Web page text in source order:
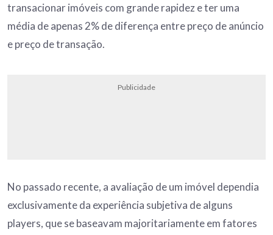
transacionar imóveis com grande rapidez e ter uma
média de apenas 2% de diferença entre preço de anúncio
e preço de transação.
Publicidade
No passado recente, a avaliação de um imóvel dependia
exclusivamente da experiência subjetiva de alguns
players, que se baseavam majoritariamente em fatores